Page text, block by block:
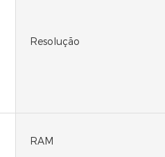
Resolução
RAM